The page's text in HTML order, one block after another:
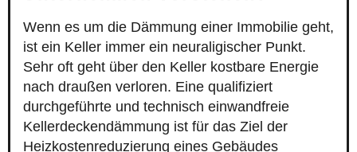
Wenn es um die Dämmung einer Immobilie geht,
ist ein Keller immer ein neuraligischer Punkt.
Sehr oft geht über den Keller kostbare Energie
nach draußen verloren. Eine qualifiziert
durchgeführte und technisch einwandfreie
Kellerdeckendämmung ist für das Ziel der
Heizkostenreduzierung eines Gebäudes